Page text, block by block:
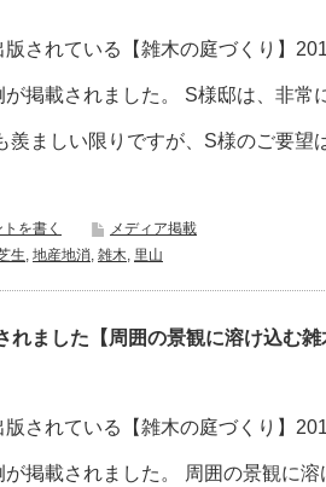
されている【雑木の庭づくり】
が掲載されました。 S様邸は、非常
羨ましい限りですが、S様のご要望
を書く
メディア掲載
生, 地産地消, 雑木, 里山
れました【周囲の景観に溶け込む雑
されている【雑木の庭づくり】
が掲載されました。 周囲の景観に溶